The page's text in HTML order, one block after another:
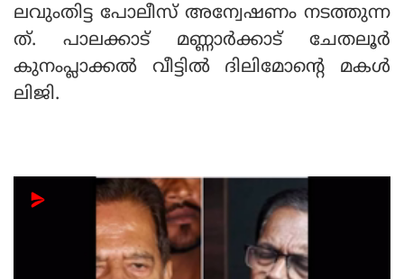
ലവുംതിട്ട പോലീസ് അന്വേഷണം നടത്തുന്ന
ത്. പാലക്കാട് മണ്ണാര്‍ക്കാട് ചേതലൂര്‍
കുനംപ്ലാക്കല്‍ വീട്ടില്‍ ദിലിമോന്റെ മകള്‍
ലിജി.